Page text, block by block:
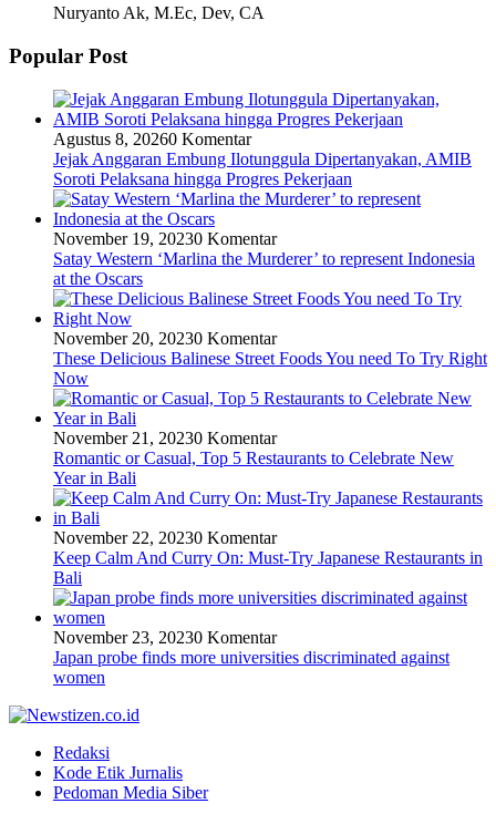
Nuryanto Ak, M.Ec, Dev, CA
Popular Post
Agustus 8, 20260 Komentar
Jejak Anggaran Embung Ilotunggula Dipertanyakan, AMIB
Soroti Pelaksana hingga Progres Pekerjaan
November 19, 20230 Komentar
Satay Western ‘Marlina the Murderer’ to represent Indonesia
at the Oscars
November 20, 20230 Komentar
These Delicious Balinese Street Foods You need To Try Right
Now
November 21, 20230 Komentar
Romantic or Casual, Top 5 Restaurants to Celebrate New
Year in Bali
November 22, 20230 Komentar
Keep Calm And Curry On: Must-Try Japanese Restaurants in
Bali
November 23, 20230 Komentar
Japan probe finds more universities discriminated against
women
Redaksi
Kode Etik Jurnalis
Pedoman Media Siber